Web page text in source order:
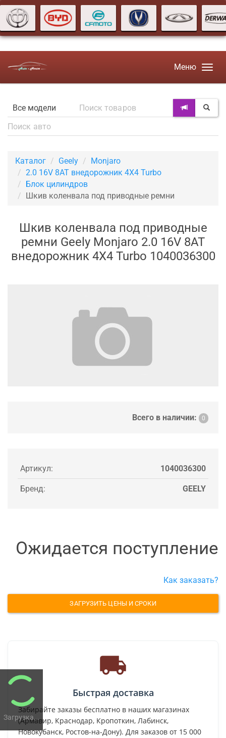
Загрузка...
Меню
Каталог Geely
Monjaro
2.0 16V 8AT внедорожник 4X4 Turbo
Блок цилиндров
Шкив коленвала под приводные ремни
Шкив коленвала под приводные
ремни Geely Monjaro 2.0 16V 8AT
внедорожник 4X4 Turbo 1040036300
Всего в наличии: 0
Артикул: 1040036300
Бренд: GEELY
Ожидается поступление
Как заказать?
ЗАГРУЗИТЬ ЦЕНЫ И СРОКИ
Быстрая доставка
Забирайте заказы бесплатно в наших магазинах
(Армавир, Краснодар, Кропоткин, Лабинск,
Новокубанск, Ростов-на-Дону). Для заказов от 15 000